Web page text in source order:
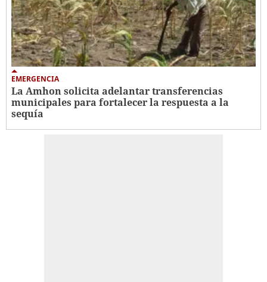
EMERGENCIA
La Amhon solicita adelantar transferencias
municipales para fortalecer la respuesta a la
sequía